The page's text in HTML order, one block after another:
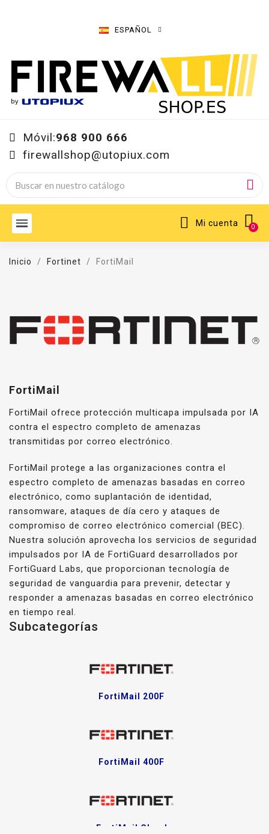
ESPAÑOL
Móvil:968 900 666
firewallshop@utopiux.com
Mi cuenta
Inicio Fortinet FortiMail
FortiMail
FortiMail ofrece protección multicapa impulsada por IA
contra el espectro completo de amenazas
transmitidas por correo electrónico.
FortiMail protege a las organizaciones contra el
espectro completo de amenazas basadas en correo
electrónico, como suplantación de identidad,
ransomware, ataques de día cero y ataques de
compromiso de correo electrónico comercial (BEC).
Nuestra solución aprovecha los servicios de seguridad
impulsados por IA de FortiGuard desarrollados por
FortiGuard Labs, que proporcionan tecnología de
seguridad de vanguardia para prevenir, detectar y
responder a amenazas basadas en correo electrónico
en tiempo real.
Subcategorías
FortiMail 200F
FortiMail 400F
FortiMail Cloud